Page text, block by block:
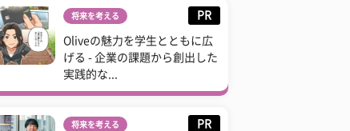
将来を考える PR
Oliveの魅力を学生とともに広
げる - 企業の課題から創出した
実践的な...
将来を考える PR